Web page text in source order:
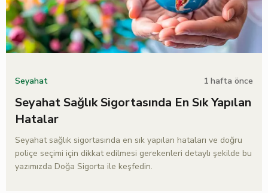
Seyahat 1 hafta önce
Seyahat Sağlık Sigortasında En Sık Yapılan
Hatalar
Seyahat sağlık sigortasında en sık yapılan hataları ve doğru
poliçe seçimi için dikkat edilmesi gerekenleri detaylı şekilde bu
yazımızda Doğa Sigorta ile keşfedin.